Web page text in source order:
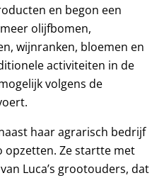
en begon een
olijfbomen,
wijnranken, bloemen en
activiteiten in de
volgens de
haar agrarisch bedrijf
opzetten. Ze startte met
Luca’s grootouders, dat